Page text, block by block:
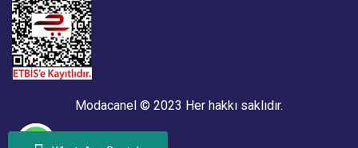
Modacanel © 2023 Her hakkı saklıdır.